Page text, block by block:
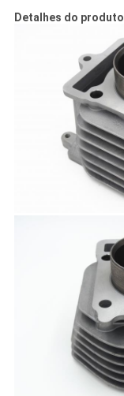
Detalhes do produto